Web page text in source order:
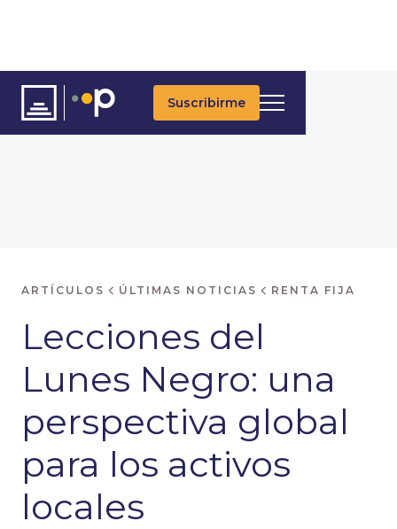
Suscribirme
ARTÍCULOS ÚLTIMAS NOTICIAS RENTA FIJA
Lecciones del
Lunes Negro: una
perspectiva global
para los activos
locales